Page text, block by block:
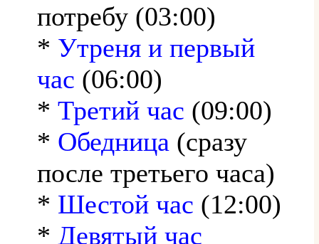
потребу (03:00)
* Утреня и первый
час (06:00)
* Третий час (09:00)
* Обедница (сразу
после третьего часа)
* Шестой час (12:00)
* Девятый час